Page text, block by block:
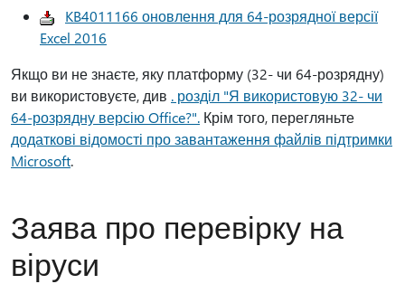
KB4011166 оновлення для 64-розрядної версії
Excel 2016
Якщо ви не знаєте, яку платформу (32- чи 64-розрядну)
ви використовуєте, див . розділ "Я використовую 32- чи
64-розрядну версію Office?". Крім того, перегляньте
додаткові відомості про завантаження файлів підтримки
Microsoft.
Заява про перевірку на
віруси